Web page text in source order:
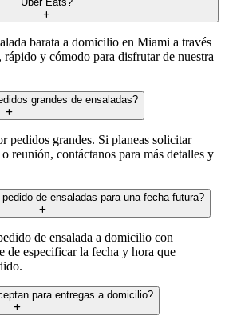
barata a domicilio en Miami a través
rápido y cómodo para disfrutar de nuestra
grandes de ensaladas?
pedidos grandes. Si planeas solicitar
reunión, contáctanos para más detalles y
de ensaladas para una fecha futura?
de ensalada a domicilio con
de especificar la fecha y hora que
para entregas a domicilio?